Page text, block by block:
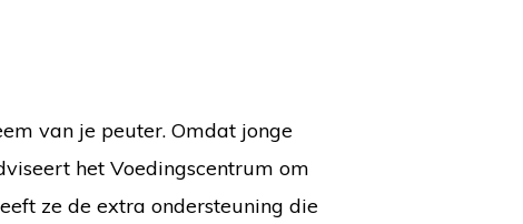
van je peuter. Omdat jonge
het Voedingscentrum om
ze de extra ondersteuning die